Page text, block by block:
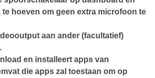
te hoeven om geen extra microfoon te
aan ander (facultatief)
en installeert apps van
die apps zal toestaan om op